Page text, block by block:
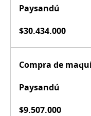
Paysandú
$30.434.000
Compra de
Paysandú
$9.507.000